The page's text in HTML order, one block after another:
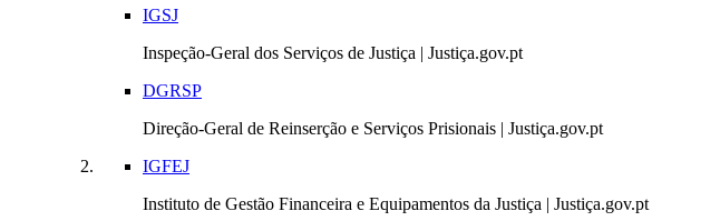
IGSJ
Inspeção-Geral dos Serviços de Justiça | Justiça.gov.pt
DGRSP
Direção-Geral de Reinserção e Serviços Prisionais | Justiça.gov.pt
IGFEJ
Instituto de Gestão Financeira e Equipamentos da Justiça | Justiça.gov.pt